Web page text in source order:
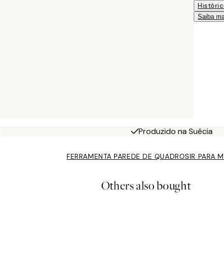
Saiba
Produzido na Suécia
FERRAMENTA PAREDE DE QUADROSIR PARA
Others also bought